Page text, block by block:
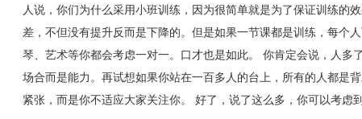
人说，你们为什么采用小班训练，因为很简单就是为了保证训练的
差，不但没有提升反而是下降的。但是如果一节课都是训练，每个
琴、艺术等你都会考虑一对一。口才也是如此。 你肯定会说，人
场合而是能力。再试想如果你站在一百多人的台上，所有的人都是
紧张，而是你不适应大家关注你。 好了，说了这么多，你可以考虑